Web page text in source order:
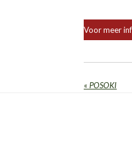
Voor meer
« POSOKI